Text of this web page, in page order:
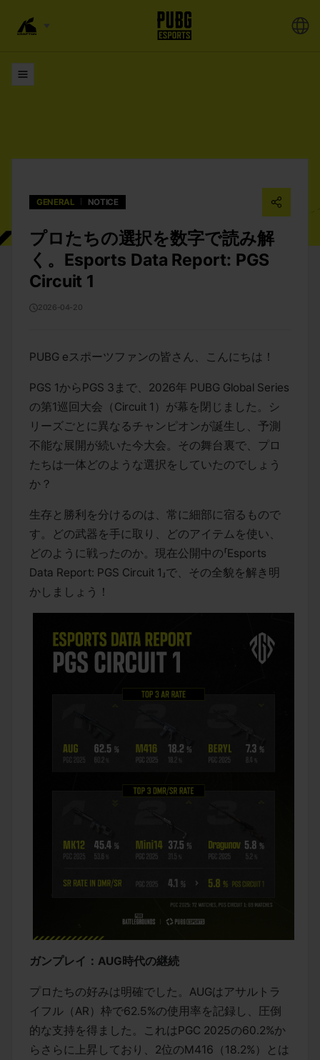
GENERAL NOTICE
プロたちの選択を数字で読み解
く。Esports Data Report: PGS
Circuit 1
2026-04-20
PUBG eスポーツファンの皆さん、こんにちは！
PGS 1からPGS 3まで、2026年 PUBG Global Series
の第1巡回大会（Circuit 1）が幕を閉じました。シ
リーズごとに異なるチャンピオンが誕生し、予測
不能な展開が続いた今大会。その舞台裏で、プロ
たちは一体どのような選択をしていたのでしょう
か？
生存と勝利を分けるのは、常に細部に宿るもので
す。どの武器を手に取り、どのアイテムを使い、
どのように戦ったのか。現在公開中の「Esports
Data Report: PGS Circuit 1」で、その全貌を解き明
かしましょう！
ガンプレイ：AUG時代の継続
プロたちの好みは明確でした。AUGはアサルトラ
イフル（AR）枠で62.5%の使用率を記録し、圧倒
的な支持を得ました。これはPGC 2025の60.2%か
らさらに上昇しており、2位のM416（18.2%）とは